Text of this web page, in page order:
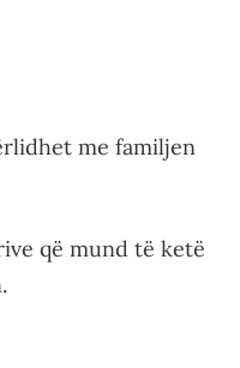
me familjen
që mund të ketë